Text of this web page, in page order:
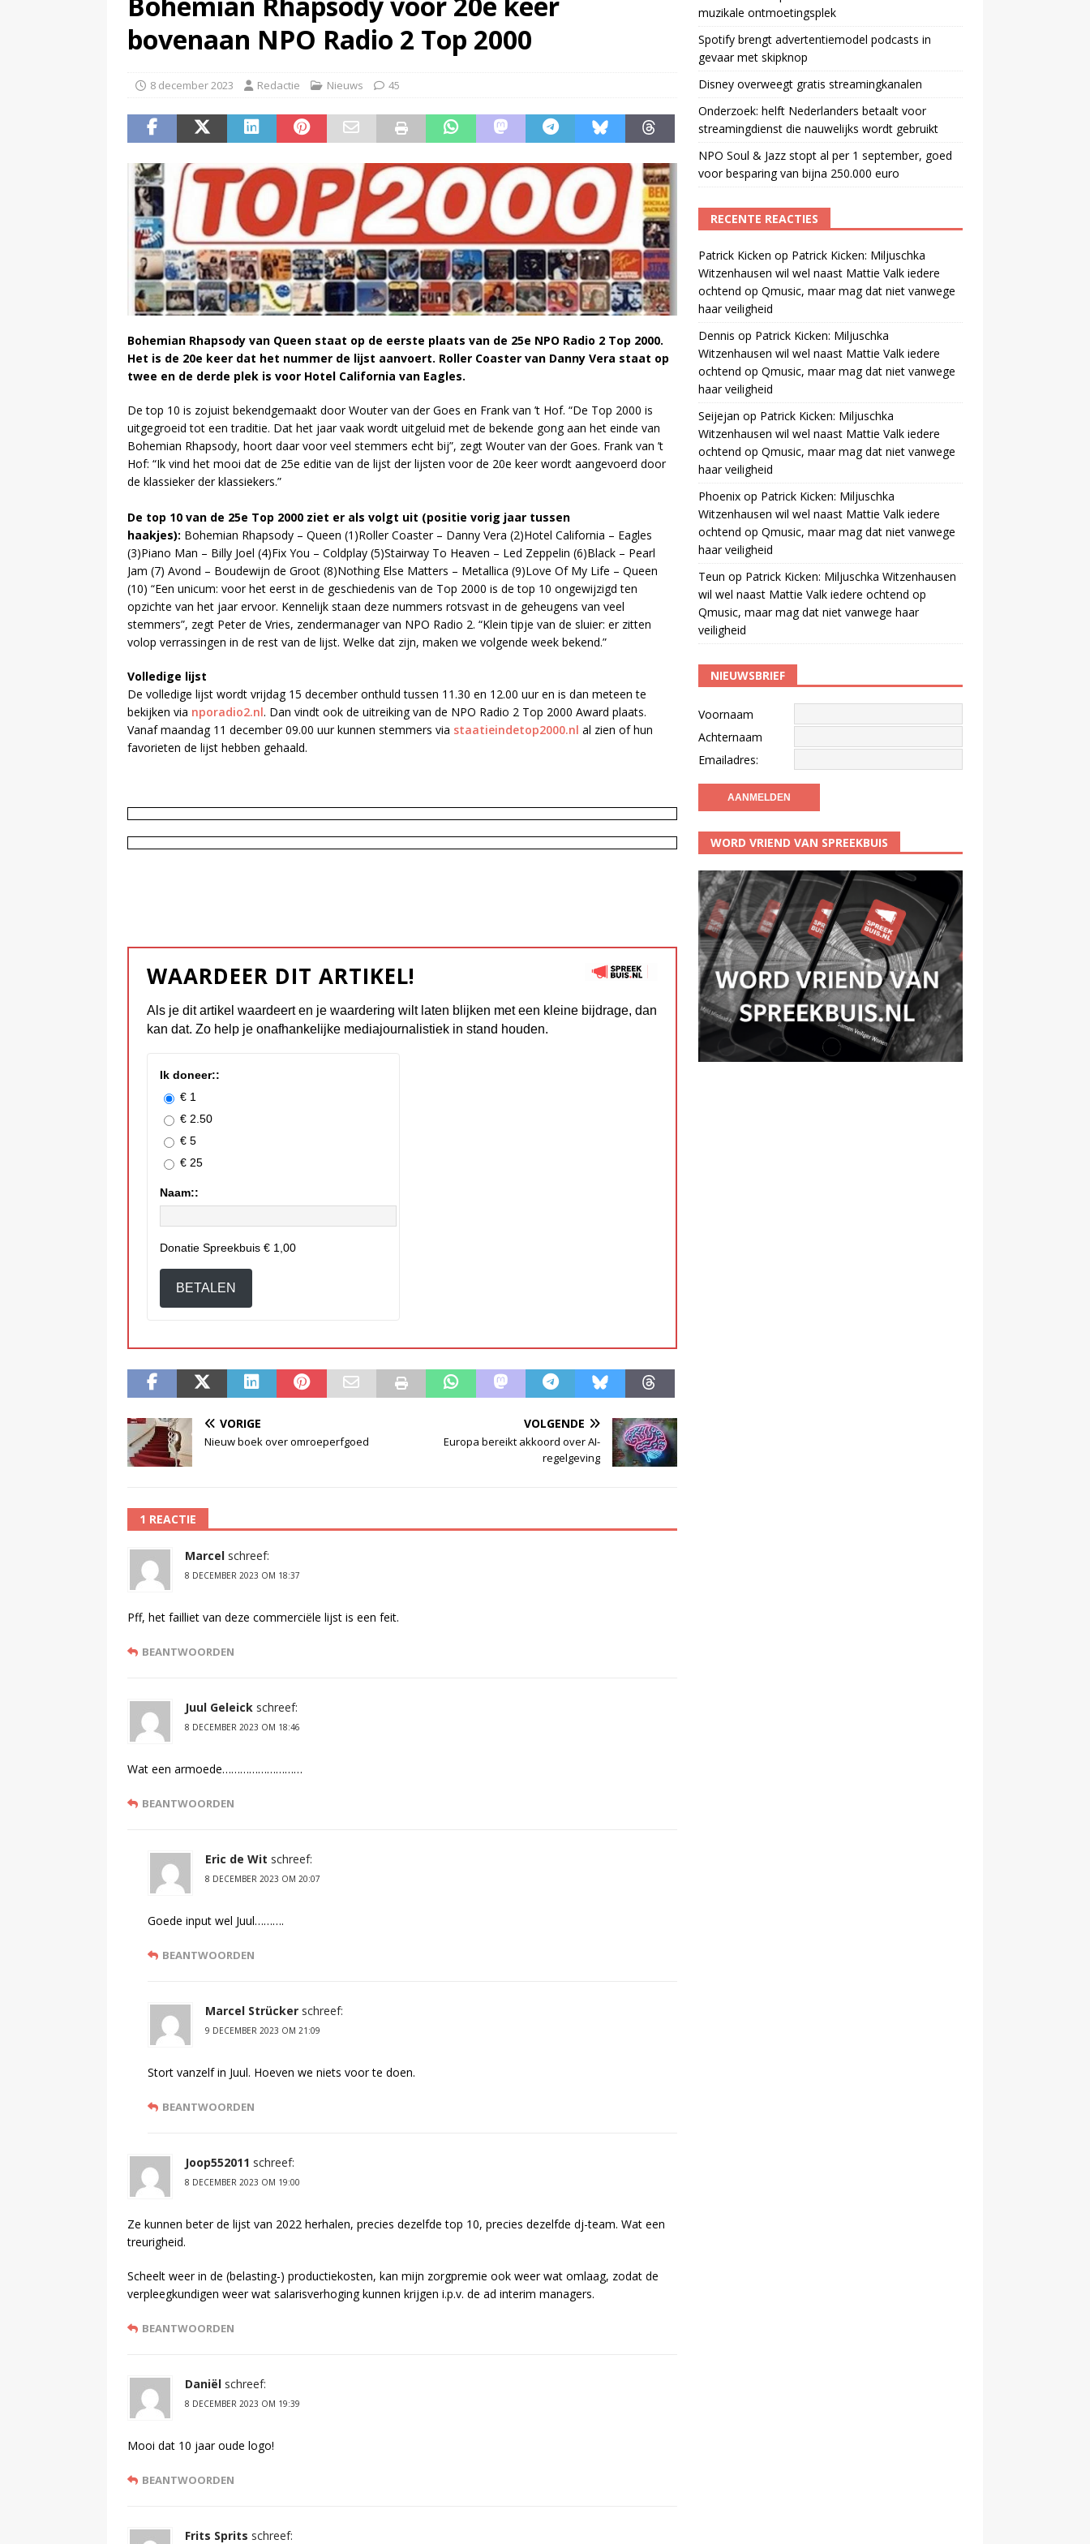
Beeld & Geluid presenteert Fonos: een nieuwe muzikale ontmoetingsplek
bovenaan NPO Radio 2 Top 2000
8 december 2023 Redactie Nieuws 45
Bohemian Rhapsody van Queen staat op de eerste plaats van de 25e NPO Radio 2 Top 2000.
Het is de 20e keer dat het nummer de lijst aanvoert. Roller Coaster van Danny Vera staat op
twee en de derde plek is voor Hotel California van Eagles.
De top 10 is zojuist bekendgemaakt door Wouter van der Goes en Frank van ’t Hof. “De Top 2000 is
uitgegroeid tot een traditie. Dat het jaar vaak wordt uitgeluid met de bekende gong aan het einde van
Bohemian Rhapsody, hoort daar voor veel stemmers echt bij”, zegt Wouter van der Goes. Frank van ’t
Hof: “Ik vind het mooi dat de 25e editie van de lijst der lijsten voor de 20e keer wordt aangevoerd door
de klassieker der klassiekers.”
De top 10 van de 25e Top 2000 ziet er als volgt uit (positie vorig jaar tussen
haakjes): Bohemian Rhapsody – Queen (1)Roller Coaster – Danny Vera (2)Hotel California – Eagles
(3)Piano Man – Billy Joel (4)Fix You – Coldplay (5)Stairway To Heaven – Led Zeppelin (6)Black – Pearl
Jam (7) Avond – Boudewijn de Groot (8)Nothing Else Matters – Metallica (9)Love Of My Life – Queen
(10) “Een unicum: voor het eerst in de geschiedenis van de Top 2000 is de top 10 ongewijzigd ten
opzichte van het jaar ervoor. Kennelijk staan deze nummers rotsvast in de geheugens van veel
stemmers”, zegt Peter de Vries, zendermanager van NPO Radio 2. “Klein tipje van de sluier: er zitten
volop verrassingen in de rest van de lijst. Welke dat zijn, maken we volgende week bekend.”
Volledige lijst
De volledige lijst wordt vrijdag 15 december onthuld tussen 11.30 en 12.00 uur en is dan meteen te
bekijken via nporadio2.nl. Dan vindt ook de uitreiking van de NPO Radio 2 Top 2000 Award plaats.
Vanaf maandag 11 december 09.00 uur kunnen stemmers via staatieindetop2000.nl al zien of hun
favorieten de lijst hebben gehaald.
WAARDEER DIT ARTIKEL!
Als je dit artikel waardeert en je waardering wilt laten blijken met een kleine bijdrage, dan
kan dat. Zo help je onafhankelijke mediajournalistiek in stand houden.
Ik doneer::
€ 1
€ 2.50
€ 5
€ 25
Naam::
Donatie Spreekbuis € 1,00
BETALEN
VORIGE
Nieuw boek over omroeperfgoed
VOLGENDE
Europa bereikt akkoord over AI-
regelgeving
1 REACTIE
Marcel schreef:
8 DECEMBER 2023 OM 18:37
Pff, het failliet van deze commerciële lijst is een feit.
BEANTWOORDEN
Juul Geleick schreef:
8 DECEMBER 2023 OM 18:46
Wat een armoede………………………
BEANTWOORDEN
Eric de Wit schreef:
8 DECEMBER 2023 OM 20:07
Goede input wel Juul……….
BEANTWOORDEN
Marcel Strücker schreef:
9 DECEMBER 2023 OM 21:09
Stort vanzelf in Juul. Hoeven we niets voor te doen.
BEANTWOORDEN
Joop552011 schreef:
8 DECEMBER 2023 OM 19:00
Ze kunnen beter de lijst van 2022 herhalen, precies dezelfde top 10, precies dezelfde dj-team. Wat een
treurigheid.
Scheelt weer in de (belasting-) productiekosten, kan mijn zorgpremie ook weer wat omlaag, zodat de
verpleegkundigen weer wat salarisverhoging kunnen krijgen i.p.v. de ad interim managers.
BEANTWOORDEN
Daniël schreef:
8 DECEMBER 2023 OM 19:39
Mooi dat 10 jaar oude logo!
BEANTWOORDEN
Frits Sprits schreef:
muzikale ontmoetingsplek
Spotify brengt advertentiemodel podcasts in
gevaar met skipknop
Disney overweegt gratis streamingkanalen
Onderzoek: helft Nederlanders betaalt voor
streamingdienst die nauwelijks wordt gebruikt
NPO Soul & Jazz stopt al per 1 september, goed
voor besparing van bijna 250.000 euro
RECENTE REACTIES
Patrick Kicken op Patrick Kicken: Miljuschka
Witzenhausen wil wel naast Mattie Valk iedere
ochtend op Qmusic, maar mag dat niet vanwege
haar veiligheid
Dennis op Patrick Kicken: Miljuschka
Witzenhausen wil wel naast Mattie Valk iedere
ochtend op Qmusic, maar mag dat niet vanwege
haar veiligheid
Seijejan op Patrick Kicken: Miljuschka
Witzenhausen wil wel naast Mattie Valk iedere
ochtend op Qmusic, maar mag dat niet vanwege
haar veiligheid
Phoenixop Patrick Kicken: Miljuschka
Witzenhausen wil wel naast Mattie Valk iedere
ochtend op Qmusic, maar mag dat niet vanwege
haar veiligheid
Teun op Patrick Kicken: Miljuschka Witzenhausen
wil wel naast Mattie Valk iedere ochtend op
Qmusic, maar mag dat niet vanwege haar
veiligheid
NIEUWSBRIEF
Voornaam
Achternaam
Emailadres:
WORD VRIEND VAN SPREEKBUIS